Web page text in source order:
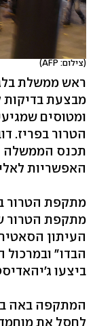
(צילום: AFP)
ראש ממשלת
מבצעת בדיקות
ומטוסים
הטרור בפריז.
תכנס הממשלה
האפשריות
מתקפת הטרור
העיתון
הבדו"
ביצעו
המתקפה באה
לחסל את מוחמד